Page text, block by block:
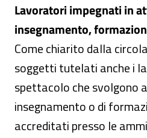
Lavoratori impegnati in
insegnamento,
Come chiarito dalla
soggetti tutelati anche i
spettacolo che svolgono
insegnamento o di
accreditati presso le